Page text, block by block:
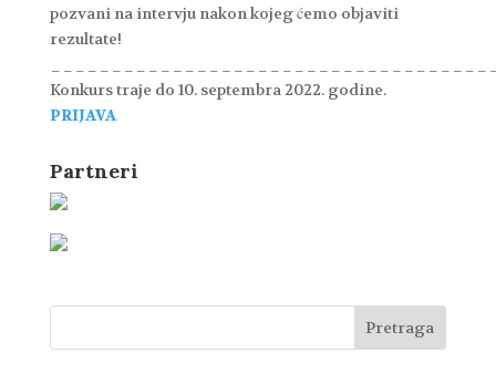
pozvani na intervju nakon kojeg ćemo objaviti
rezultate!
Konkurs traje do 10. septembra 2022. godine.
PRIJAVA
Partneri